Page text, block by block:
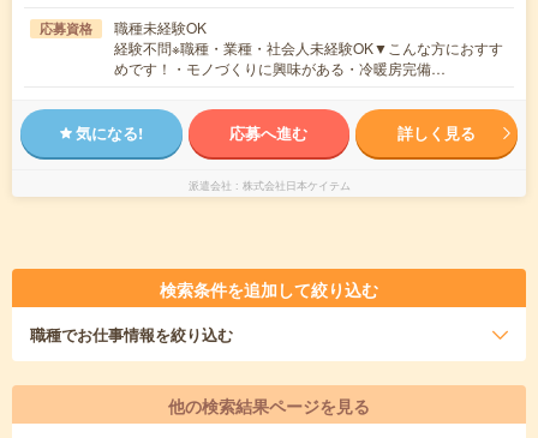
応募資格
職種未経験OK
経験不問※職種・業種・社会人未経験OK▼こんな方におすす
めです！・モノづくりに興味がある・冷暖房完備…
気になる! 応募へ進む 詳しく見る
派遣会社 株式会社日本ケイテム
検索条件を追加して絞り込む
職種でお仕事情報を絞り込む
他の検索結果ページを見る